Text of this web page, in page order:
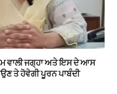
ਵਾਲੀ ਜਗ੍ਹਾ ਅਤੇ ਇਸ ਦੇ ਆਸ
ਤੇ ਹੋਵੇਗੀ ਪੂਰਨ ਪਾਬੰਦੀ